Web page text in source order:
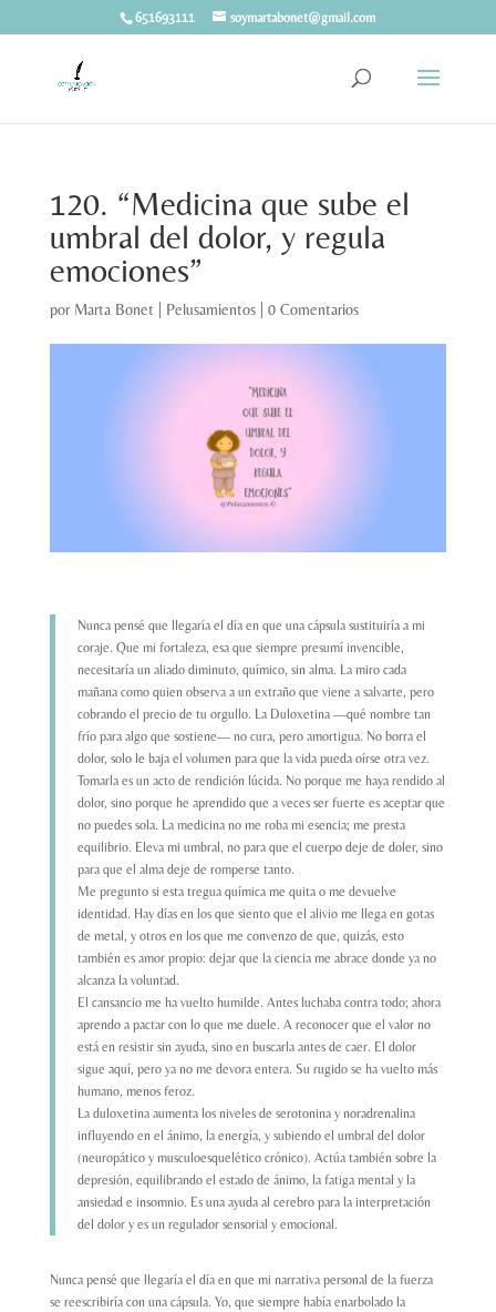
651693111 soymartabonet@gmail.com
120. “Medicina que sube el
umbral del dolor, y regula
emociones”
por Marta Bonet Pelusamientos| 0 Comentarios
Nunca pensé que llegaría el día en que una cápsula sustituiría a mi
coraje. Que mi fortaleza, esa que siempre presumí invencible,
necesitaría un aliado diminuto, químico, sin alma. La miro cada
mañana como quien observa a un extraño que viene a salvarte, pero
cobrando el precio de tu orgullo. La Duloxetina —qué nombre tan
frío para algo que sostiene— no cura, pero amortigua. No borra el
dolor, solo le baja el volumen para que la vida pueda oírse otra vez.
Tomarla es un acto de rendición lúcida. No porque me haya rendido al
dolor, sino porque he aprendido que a veces ser fuerte es aceptar que
no puedes sola. La medicina no me roba mi esencia; me presta
equilibrio. Eleva mi umbral, no para que el cuerpo deje de doler, sino
para que el alma deje de romperse tanto.
Me pregunto si esta tregua química me quita o me devuelve
identidad. Hay días en los que siento que el alivio me llega en gotas
de metal, y otros en los que me convenzo de que, quizás, esto
también es amor propio: dejar que la ciencia me abrace donde ya no
alcanza la voluntad.
El cansancio me ha vuelto humilde. Antes luchaba contra todo; ahora
aprendo a pactar con lo que me duele. A reconocer que el valor no
está en resistir sin ayuda, sino en buscarla antes de caer. El dolor
sigue aquí, pero ya no me devora entera. Su rugido se ha vuelto más
humano, menos feroz.
La duloxetina aumenta los niveles de serotonina y noradrenalina
influyendo en el ánimo, la energía, y subiendo el umbral del dolor
(neuropático y musculoesquelético crónico). Actúa también sobre la
depresión, equilibrando el estado de ánimo, la fatiga mental y la
ansiedad e insomnio. Es una ayuda al cerebro para la interpretación
del dolor y es un regulador sensorial y emocional.
Nunca pensé que llegaría el día en que mi narrativa personal de la fuerza
se reescribiría con una cápsula. Yo, que siempre había enarbolado la